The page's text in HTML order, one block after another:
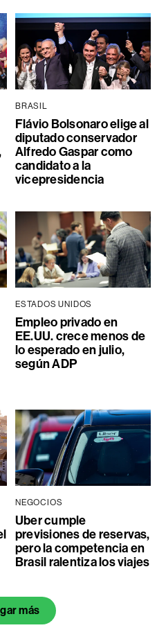
BRASIL
Flávio Bolsonaro elige al
diputado conservador
Alfredo Gaspar como
candidato a la
vicepresidencia
ESTADOS UNIDOS
Empleo privado en
EE.UU. crece menos de
lo esperado en julio,
según ADP
NEGOCIOS
Uber cumple
previsiones de reservas,
pero la competencia en
Brasil ralentiza los viajes
más